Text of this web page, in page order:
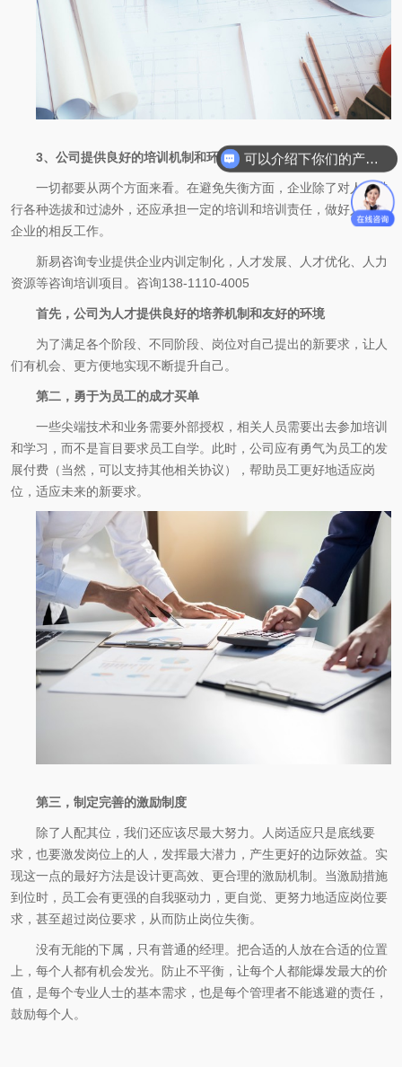
3、公司提供良好的培训机制和环境
一切都要从两个方面来看。在避免失衡方面，企业除了对人才进
行各种选拔和过滤外，还应承担一定的培训和培训责任，做好人员和
企业的相反工作。
新易咨询专业提供企业内训定制化，人才发展、人才优化、人力
资源等咨询培训项目。咨询138-1110-4005
首先，公司为人才提供良好的培养机制和友好的环境
为了满足各个阶段、不同阶段、岗位对自己提出的新要求，让人
们有机会、更方便地实现不断提升自己。
第二，勇于为员工的成才买单
一些尖端技术和业务需要外部授权，相关人员需要出去参加培训
和学习，而不是盲目要求员工自学。此时，公司应有勇气为员工的发
展付费（当然，可以支持其他相关协议），帮助员工更好地适应岗
位，适应未来的新要求。
第三，制定完善的激励制度
除了人配其位，我们还应该尽最大努力。人岗适应只是底线要
求，也要激发岗位上的人，发挥最大潜力，产生更好的边际效益。实
现这一点的最好方法是设计更高效、更合理的激励机制。当激励措施
到位时，员工会有更强的自我驱动力，更自觉、更努力地适应岗位要
求，甚至超过岗位要求，从而防止岗位失衡。
没有无能的下属，只有普通的经理。把合适的人放在合适的位置
上，每个人都有机会发光。防止不平衡，让每个人都能爆发最大的价
值，是每个专业人士的基本需求，也是每个管理者不能逃避的责任，
鼓励每个人。
可以介绍下你们的产品么